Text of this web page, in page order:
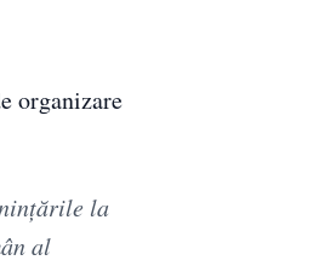
organizare
la
al